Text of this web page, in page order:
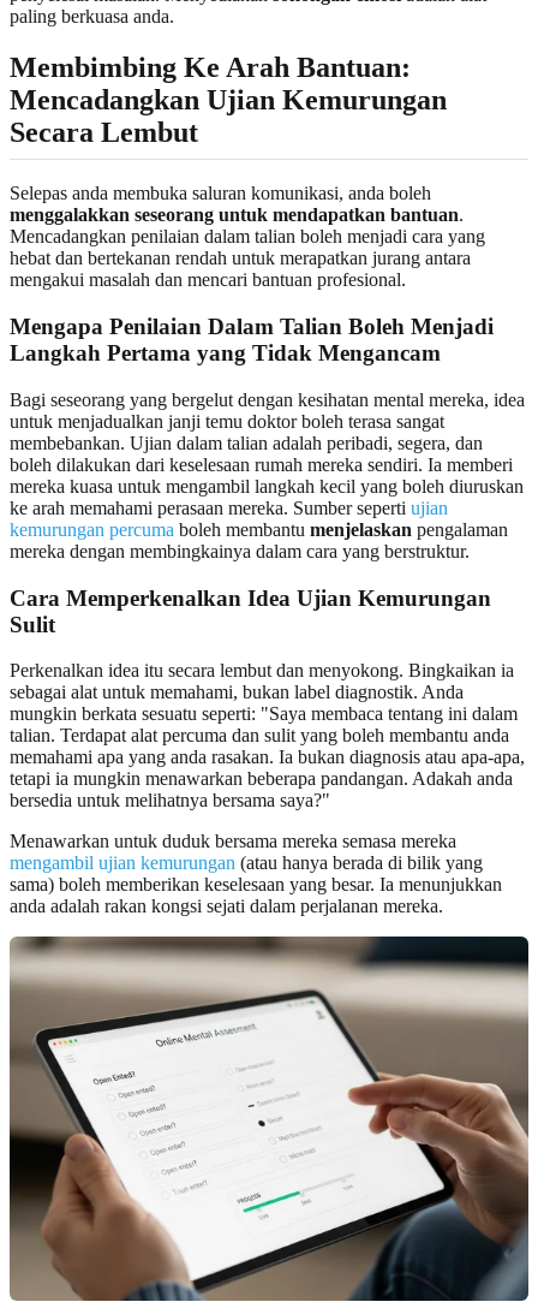
paling berkuasa anda.
Membimbing Ke Arah Bantuan:
Mencadangkan Ujian Kemurungan
Secara Lembut
Selepas anda membuka saluran komunikasi, anda boleh
menggalakkan seseorang untuk mendapatkan bantuan.
Mencadangkan penilaian dalam talian boleh menjadi cara yang
hebat dan bertekanan rendah untuk merapatkan jurang antara
mengakui masalah dan mencari bantuan profesional.
Mengapa Penilaian Dalam Talian Boleh Menjadi
Langkah Pertama yang Tidak Mengancam
Bagi seseorang yang bergelut dengan kesihatan mental mereka, idea
untuk menjadualkan janji temu doktor boleh terasa sangat
membebankan. Ujian dalam talian adalah peribadi, segera, dan
boleh dilakukan dari keselesaan rumah mereka sendiri. Ia memberi
mereka kuasa untuk mengambil langkah kecil yang boleh diuruskan
ke arah memahami perasaan mereka. Sumber seperti ujian
kemurungan percuma boleh membantu menjelaskan pengalaman
mereka dengan membingkainya dalam cara yang berstruktur.
Cara Memperkenalkan Idea Ujian Kemurungan
Sulit
Perkenalkan idea itu secara lembut dan menyokong. Bingkaikan ia
sebagai alat untuk memahami, bukan label diagnostik. Anda
mungkin berkata sesuatu seperti: "Saya membaca tentang ini dalam
talian. Terdapat alat percuma dan sulit yang boleh membantu anda
memahami apa yang anda rasakan. Ia bukan diagnosis atau apa-apa,
tetapi ia mungkin menawarkan beberapa pandangan. Adakah anda
bersedia untuk melihatnya bersama saya?"
Menawarkan untuk duduk bersama mereka semasa mereka
mengambil ujian kemurungan (atau hanya berada di bilik yang
sama) boleh memberikan keselesaan yang besar. Ia menunjukkan
anda adalah rakan kongsi sejati dalam perjalanan mereka.